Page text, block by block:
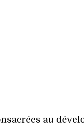
au